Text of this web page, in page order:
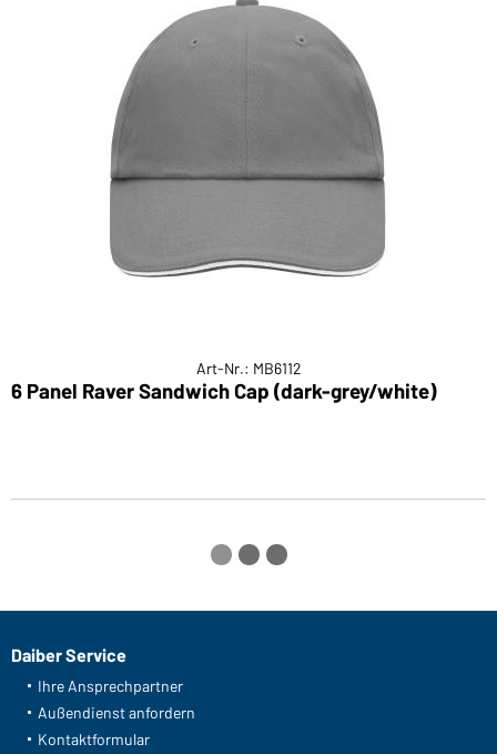
Art-Nr.: MB6112
6 Panel Raver Sandwich Cap (dark-grey/white)
Daiber Service
Ihre Ansprechpartner
Außendienst anfordern
Kontaktformular